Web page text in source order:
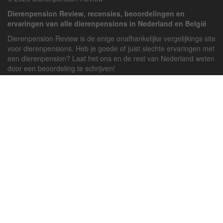
Dierenpension Review, recensies, beoordelingen en
ervaringen van alle dierenpensions in Nederland en België
Dierenpension Review is de enige onafhankelijke vergelijkings site
voor dierenpensions. Heb je goede of juist slechte ervaringen met
een dierenpension? Laat het ons en de rest van Nederland weten
door een beoordeling te schrijven!